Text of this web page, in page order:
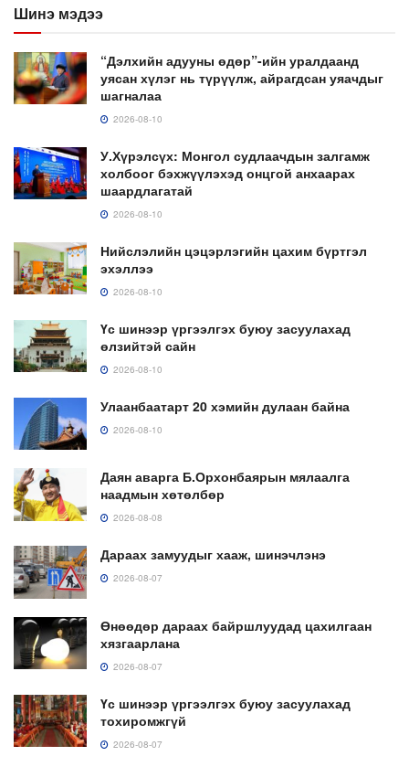
Шинэ мэдээ
“Дэлхийн адууны өдөр”-ийн уралдаанд
уясан хүлэг нь түрүүлж, айрагдсан уяачдыг
шагналаа
2026-08-10
У.Хүрэлсүх: Монгол судлаачдын залгамж
холбоог бэхжүүлэхэд онцгой анхаарах
шаардлагатай
2026-08-10
Нийслэлийн цэцэрлэгийн цахим бүртгэл
эхэллээ
2026-08-10
Үс шинээр үргээлгэх буюу засуулахад
өлзийтэй сайн
2026-08-10
Улаанбаатарт 20 хэмийн дулаан байна
2026-08-10
Даян аварга Б.Орхонбаярын мялаалга
наадмын хөтөлбөр
2026-08-08
Дараах замуудыг хааж, шинэчлэнэ
2026-08-07
Өнөөдөр дараах байршлуудад цахилгаан
хязгаарлана
2026-08-07
Үс шинээр үргээлгэх буюу засуулахад
тохиромжгүй
2026-08-07